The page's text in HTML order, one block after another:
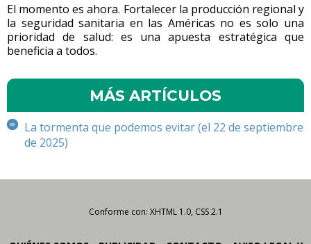
El momento es ahora. Fortalecer la producción regional y
la seguridad sanitaria en las Américas no es solo una
prioridad de salud: es una apuesta estratégica que
beneficia a todos.
MÁS ARTÍCULOS
La tormenta que podemos evitar (el 22 de septiembre
de 2025)
Conforme con: XHTML 1.0, CSS 2.1